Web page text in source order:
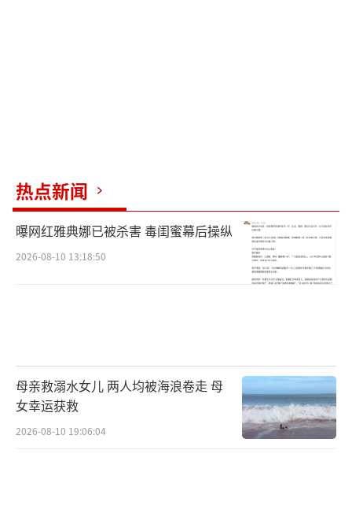
热点新闻
曝网红雅典娜已被杀害 毒闺蜜幕后操纵
2026-08-10 13:18:50
母亲救溺水女儿 两人均被海浪卷走 母
女幸运获救
2026-08-10 19:06:04